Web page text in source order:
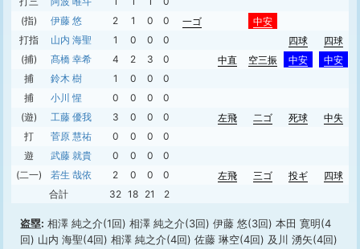
(指)
伊藤 悠 2 1 0 0 一ゴ
中安
打指
山内 海聖 1 0 0 0 四球 四球
(捕)
髙橋 幸希 4 2 3 0 中直 空三振 中安
中安
捕
鈴木 樹 1 0 0
0
捕
小川 惺 0 0 0
0
(遊)
工藤 優我 3 0 0 0 左飛 二ゴ 死球
中失
打
菅原 慧祐 0 0 0
0
遊
武藤 就貴 0 0 0
0
(二一)
若生 哉依 2 0 0 0 左飛 三ゴ 投ギ
四球
合計
32 18 21 2
盗塁: 相澤 純之介(1回) 相澤 純之介(3回) 伊藤 悠(3回) 本田 寛明(4
回) 山内 海聖(4回) 相澤 純之介(4回) 佐藤 琳空(4回) 及川 湧矢(4回)